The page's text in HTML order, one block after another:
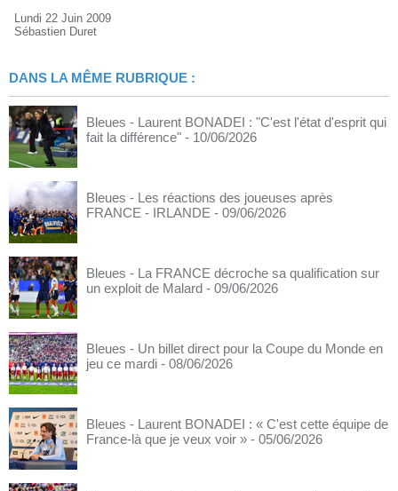
Lundi 22 Juin 2009
Sébastien Duret
DANS LA MÊME RUBRIQUE :
Bleues - Laurent BONADEI : "C'est l'état d'esprit qui
fait la différence" - 10/06/2026
Bleues - Les réactions des joueuses après
FRANCE - IRLANDE - 09/06/2026
Bleues - La FRANCE décroche sa qualification sur
un exploit de Malard - 09/06/2026
Bleues - Un billet direct pour la Coupe du Monde en
jeu ce mardi - 08/06/2026
Bleues - Laurent BONADEI : « C'est cette équipe de
France-là que je veux voir » - 05/06/2026